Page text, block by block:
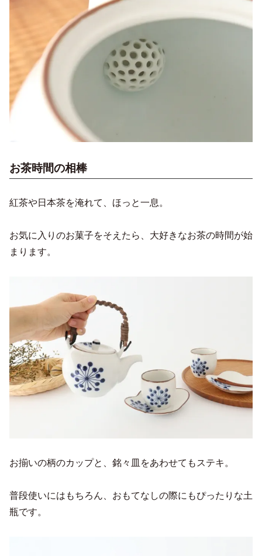
お茶時間の相棒
紅茶や日本茶を淹れて、ほっと一息。
お気に入りのお菓子をそえたら、大好きなお茶の時間が始
まります。
お揃いの柄のカップと、銘々皿をあわせてもステキ。
普段使いにはもちろん、おもてなしの際にもぴったりな土
瓶です。